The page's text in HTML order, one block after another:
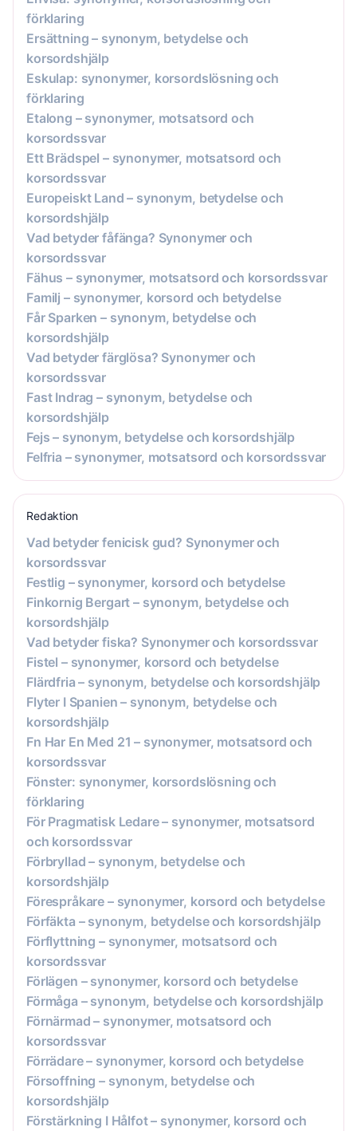
förklaring
Ersättning – synonym, betydelse och
korsordshjälp
Eskulap: synonymer, korsordslösning och
förklaring
Etalong – synonymer, motsatsord och
korsordssvar
Ett Brädspel – synonymer, motsatsord och
korsordssvar
Europeiskt Land – synonym, betydelse och
korsordshjälp
Vad betyder fåfänga? Synonymer och
korsordssvar
Fähus – synonymer, motsatsord och korsordssvar
Familj – synonymer, korsord och betydelse
Får Sparken – synonym, betydelse och
korsordshjälp
Vad betyder färglösa? Synonymer och
korsordssvar
Fast Indrag – synonym, betydelse och
korsordshjälp
Fejs – synonym, betydelse och korsordshjälp
Felfria – synonymer, motsatsord och korsordssvar
Redaktion
Vad betyder fenicisk gud? Synonymer och
korsordssvar
Festlig – synonymer, korsord och betydelse
Finkornig Bergart – synonym, betydelse och
korsordshjälp
Vad betyder fiska? Synonymer och korsordssvar
Fistel – synonymer, korsord och betydelse
Flärdfria – synonym, betydelse och korsordshjälp
Flyter I Spanien – synonym, betydelse och
korsordshjälp
Fn Har En Med 21 – synonymer, motsatsord och
korsordssvar
Fönster: synonymer, korsordslösning och
förklaring
För Pragmatisk Ledare – synonymer, motsatsord
och korsordssvar
Förbryllad – synonym, betydelse och
korsordshjälp
Förespråkare – synonymer, korsord och betydelse
Förfäkta – synonym, betydelse och korsordshjälp
Förflyttning – synonymer, motsatsord och
korsordssvar
Förlägen – synonymer, korsord och betydelse
Förmåga – synonym, betydelse och korsordshjälp
Förnärmad – synonymer, motsatsord och
korsordssvar
Förrädare – synonymer, korsord och betydelse
Försoffning – synonym, betydelse och
korsordshjälp
Förstärkning I Hålfot – synonymer, korsord och